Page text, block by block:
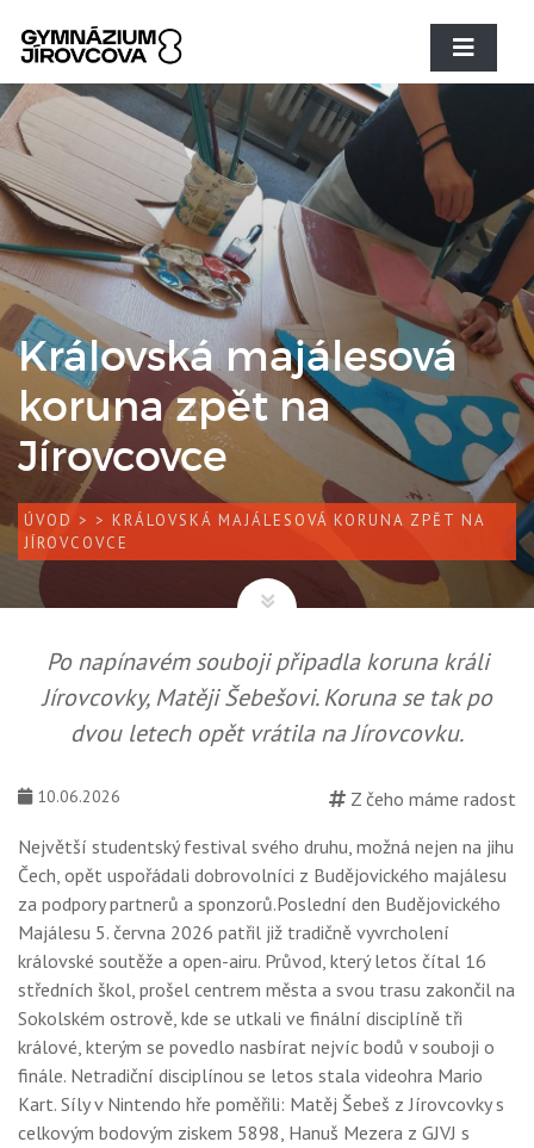
Královská majálesová
koruna zpět na
Jírovcovce
ÚVOD > > KRÁLOVSKÁ MAJÁLESOVÁ KORUNA ZPĚT NA
JÍROVCOVCE
Po napínavém souboji připadla koruna králi
Jírovcovky, Matěji Šebešovi. Koruna se tak po
dvou letech opět vrátila na Jírovcovku.
10.06.2026
Z čeho máme radost
Největší studentský festival svého druhu, možná nejen na jihu
Čech, opět uspořádali dobrovolníci z Budějovického majálesu
za podpory partnerů a sponzorů.Poslední den Budějovického
Majálesu 5. června 2026 patřil již tradičně vyvrcholení
královské soutěže a open-airu. Průvod, který letos čítal 16
středních škol, prošel centrem města a svou trasu zakončil na
Sokolském ostrově, kde se utkali ve finální disciplíně tři
králové, kterým se povedlo nasbírat nejvíc bodů v souboji o
finále. Netradiční disciplínou se letos stala videohra Mario
Kart. Síly v Nintendo hře poměřili: Matěj Šebeš z Jírovcovky s
celkovým bodovým ziskem 5898, Hanuš Mezera z GJVJ s